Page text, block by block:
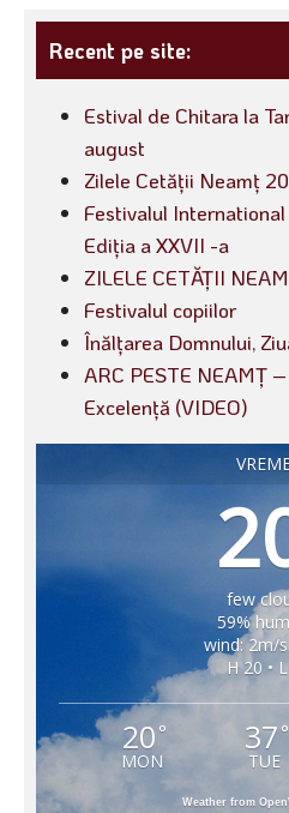
Recent pe site:
Estival de Chitara la
august
Zilele Cetății Neamț
Festivalul International
Ediția a XXVII -a
ZILELE CETĂȚII
Festivalul copiilor
Înălțarea Domnului,
ARC PESTE NEAMȚ
Excelență (VIDEO)
few
59%
wind: 2m/
H 20 •
20 °
MON
37°
TUE
Weather from